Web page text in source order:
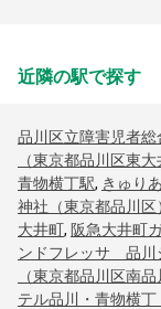
近隣の駅で探す
品川区立障害児者
（東京都品川区東大
青物横丁駅, きゅり
神社（東京都品川区
大井町, 阪急大井町
ンドフレッサ 品川
（東京都品川区南品
テル品川・青物横